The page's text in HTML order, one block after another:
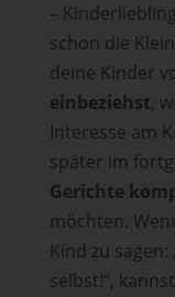
–
schon die
deine Kinder
einbeziehst,
Interesse am
später im
Gerichte
möchten.
Kind zu sagen:
selbst!“,